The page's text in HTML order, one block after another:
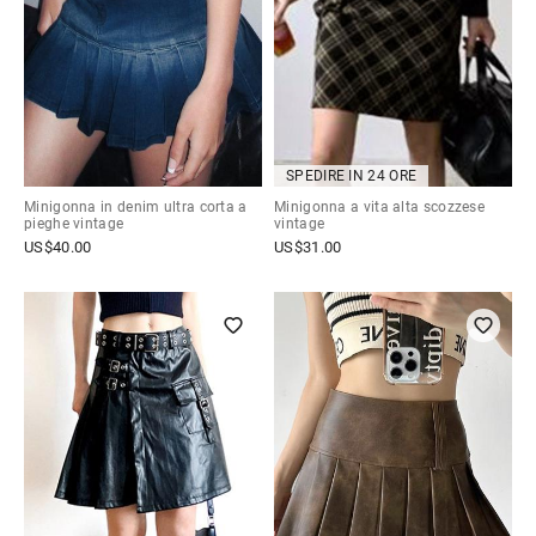
Minigonna in denim ultra corta a
pieghe vintage
US$40.00
SPEDIRE IN 24 ORE
Minigonna a vita alta scozzese
vintage
US$31.00